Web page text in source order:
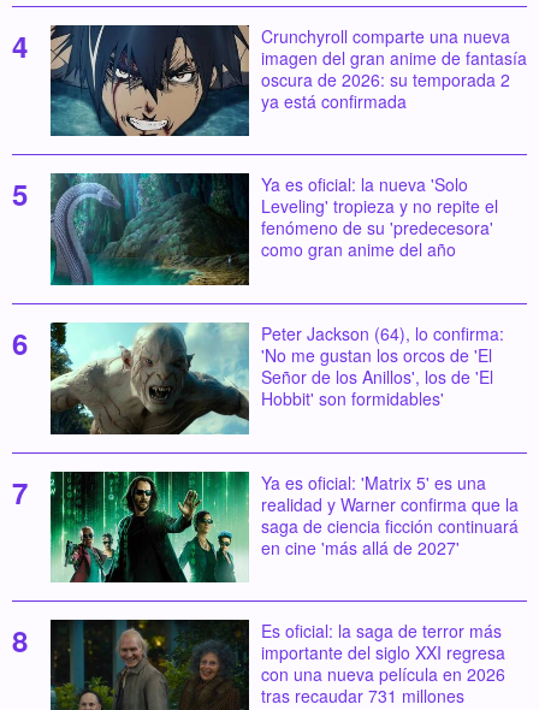
Crunchyroll comparte una nueva
imagen del gran anime de fantasía
oscura de 2026: su temporada 2
ya está confirmada
Ya es oficial: la nueva 'Solo
Leveling' tropieza y no repite el
fenómeno de su 'predecesora'
como gran anime del año
Peter Jackson (64), lo confirma:
'No me gustan los orcos de 'El
Señor de los Anillos', los de 'El
Hobbit' son formidables'
Ya es oficial: 'Matrix 5' es una
realidad y Warner confirma que la
saga de ciencia ficción continuará
en cine 'más allá de 2027'
Es oficial: la saga de terror más
importante del siglo XXI regresa
con una nueva película en 2026
tras recaudar 731 millones